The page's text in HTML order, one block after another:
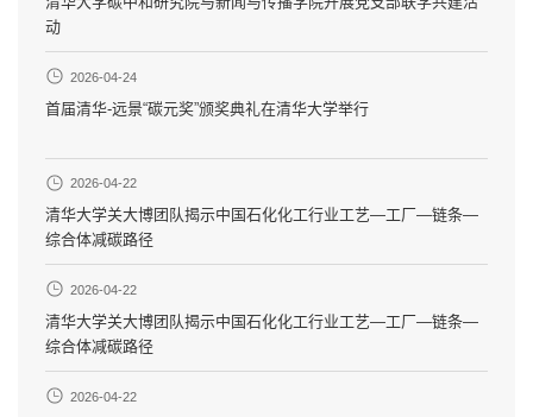
动
2026-04-24
首届清华-远景“碳元奖”颁奖典礼在清华大学举行
2026-04-22
清华大学关大博团队揭示中国石化化工行业工艺—工厂—链条—
综合体减碳路径
2026-04-22
清华大学关大博团队揭示中国石化化工行业工艺—工厂—链条—
综合体减碳路径
2026-04-22